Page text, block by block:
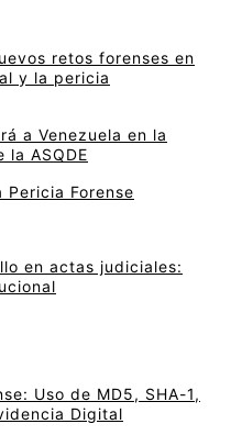
retos forenses en
y la pericia
a Venezuela en la
la ASQDE
Forense
en actas judiciales:
Uso de MD5, SHA-1,
Digital